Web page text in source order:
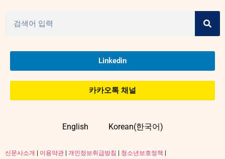
Linkedin
카카오톡 채널
English Korean(한국어)
신문사소개 이용약관 개인정보취급방침 청소년보호정책